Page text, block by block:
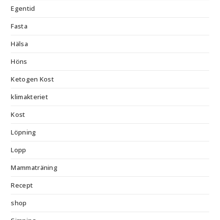
Egentid
Fasta
Hälsa
Höns
Ketogen Kost
klimakteriet
Kost
Löpning
Lopp
Mammaträning
Recept
shop